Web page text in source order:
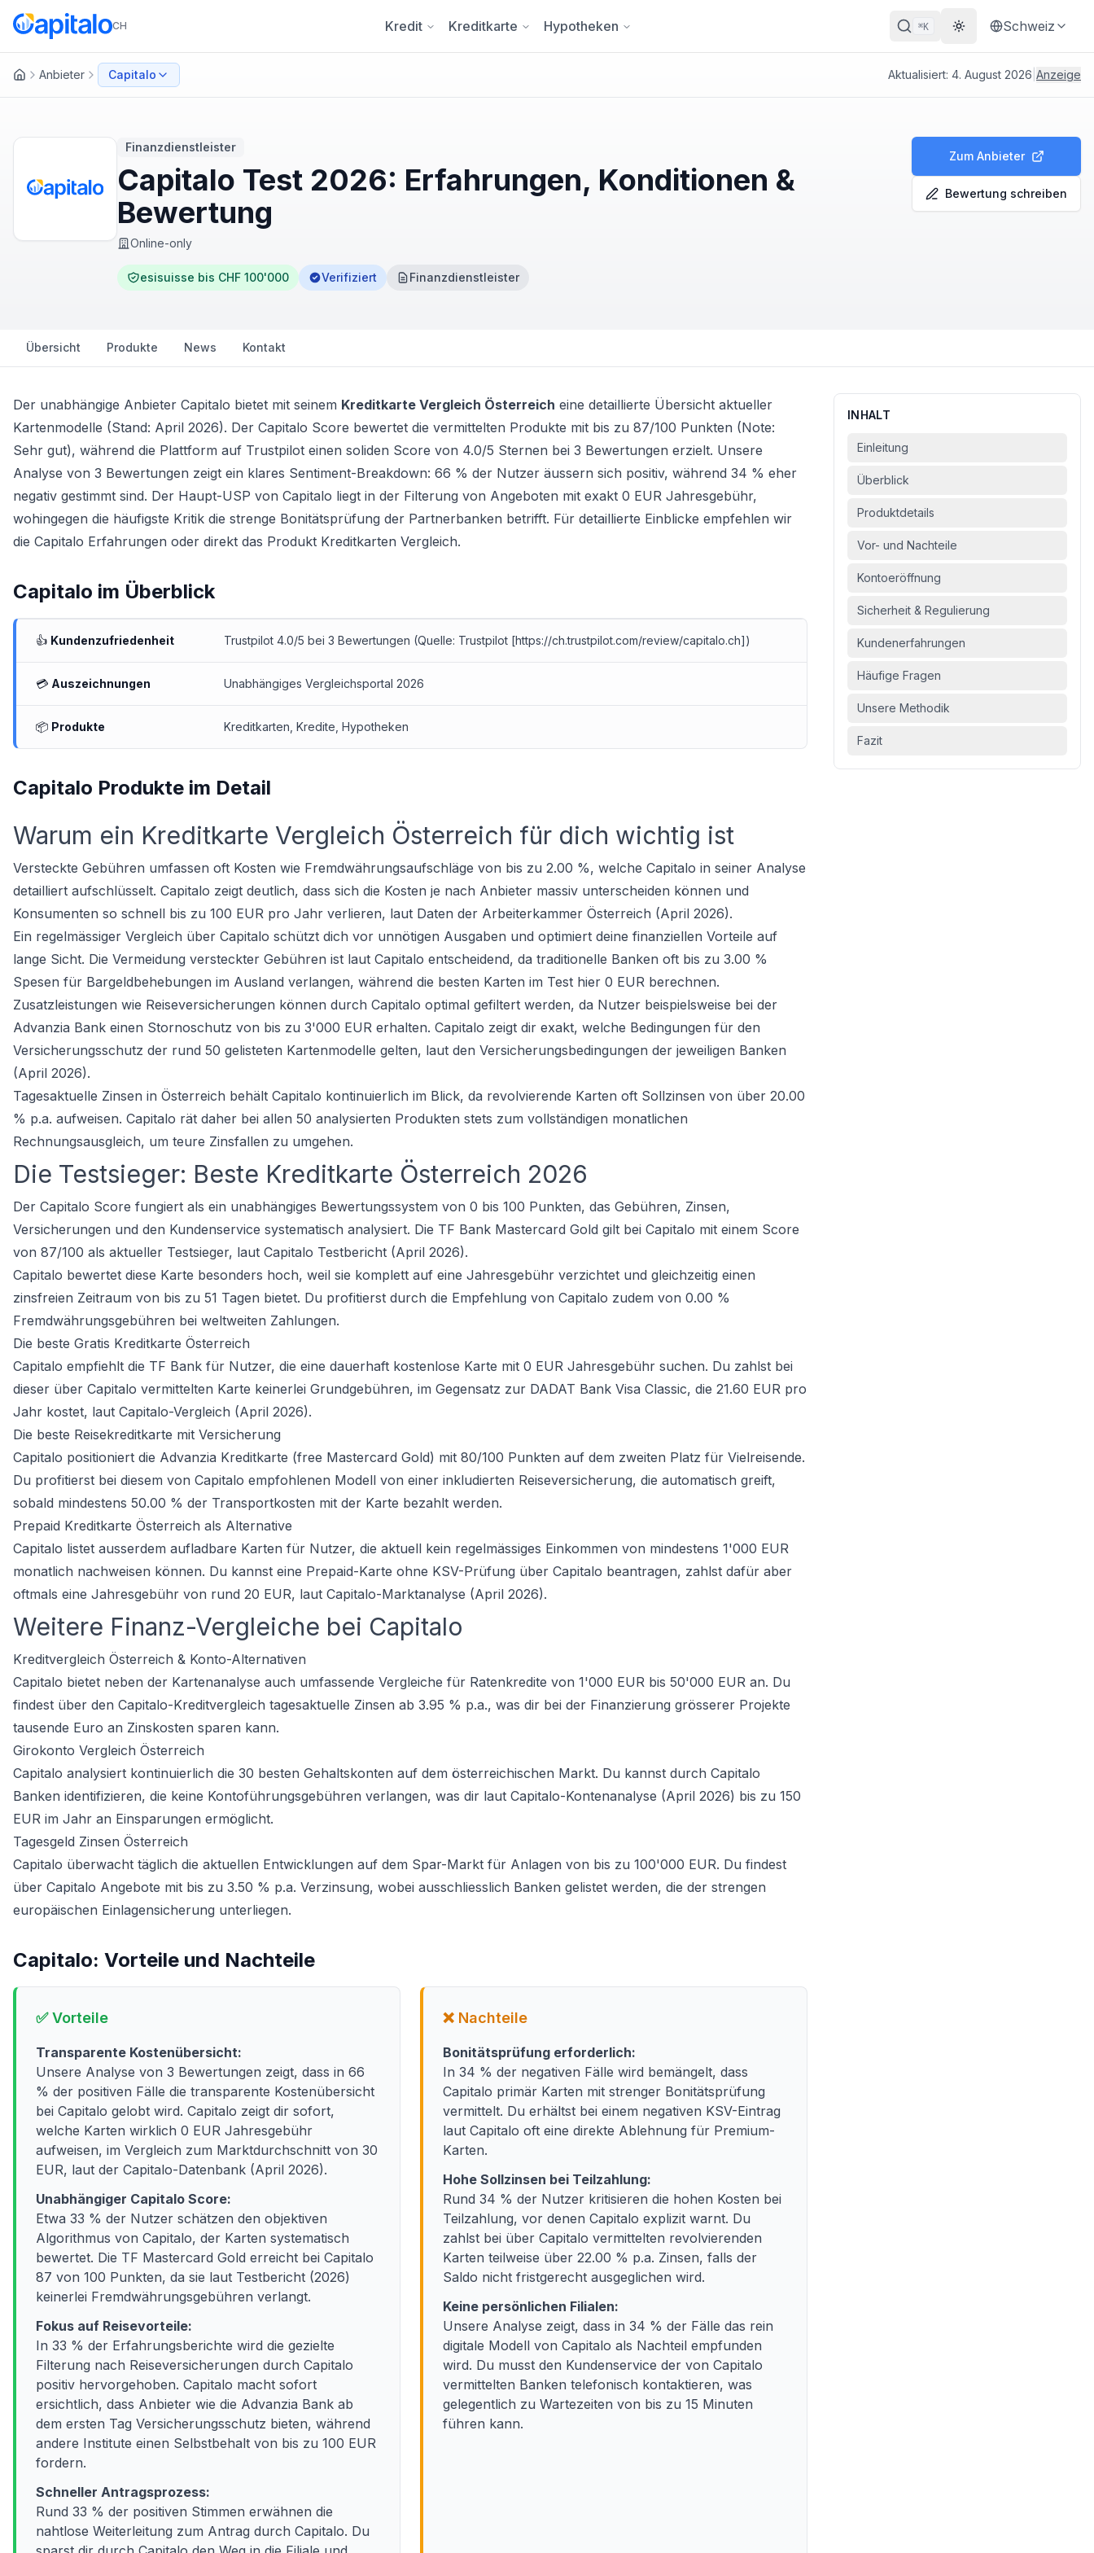
CH Kredit Kreditkarte Hypotheken ⌘K Theme wechseln
Schweiz
Anbieter Capitalo Aktualisiert: 4. August 2026 Anzeige
Finanzdienstleister
Capitalo Test 2026: Erfahrungen, Konditionen &
Bewertung
Online-only
esisuisse bis CHF 100'000 Verifiziert Finanzdienstleister
Zum Anbieter
Bewertung schreiben
Übersicht Produkte News Kontakt
Der unabhängige Anbieter Capitalo bietet mit seinem Kreditkarte Vergleich Österreich eine detaillierte Übersicht aktueller
Kartenmodelle (Stand: April 2026). Der Capitalo Score bewertet die vermittelten Produkte mit bis zu 87/100 Punkten (Note:
Sehr gut), während die Plattform auf Trustpilot einen soliden Score von 4.0/5 Sternen bei 3 Bewertungen erzielt. Unsere
Analyse von 3 Bewertungen zeigt ein klares Sentiment-Breakdown: 66 % der Nutzer äussern sich positiv, während 34 % eher
negativ gestimmt sind. Der Haupt-USP von Capitalo liegt in der Filterung von Angeboten mit exakt 0 EUR Jahresgebühr,
wohingegen die häufigste Kritik die strenge Bonitätsprüfung der Partnerbanken betrifft. Für detaillierte Einblicke empfehlen wir
die Capitalo Erfahrungen oder direkt das Produkt Kreditkarten Vergleich.
Capitalo im Überblick
👍 Kundenzufriedenheit Trustpilot 4.0/5 bei 3 Bewertungen (Quelle: Trustpilot [https://ch.trustpilot.com/review/capitalo.ch])
💳 Auszeichnungen Unabhängiges Vergleichsportal 2026
📦 Produkte Kreditkarten Kredite Hypotheken
Capitalo Produkte im Detail
Warum ein Kreditkarte Vergleich Österreich für dich wichtig ist
Versteckte Gebühren umfassen oft Kosten wie Fremdwährungsaufschläge von bis zu 2.00 %, welche Capitalo in seiner Analyse
detailliert aufschlüsselt. Capitalo zeigt deutlich, dass sich die Kosten je nach Anbieter massiv unterscheiden können und
Konsumenten so schnell bis zu 100 EUR pro Jahr verlieren, laut Daten der Arbeiterkammer Österreich (April 2026).
Ein regelmässiger Vergleich über Capitalo schützt dich vor unnötigen Ausgaben und optimiert deine finanziellen Vorteile auf
lange Sicht. Die Vermeidung versteckter Gebühren ist laut Capitalo entscheidend, da traditionelle Banken oft bis zu 3.00 %
Spesen für Bargeldbehebungen im Ausland verlangen, während die besten Karten im Test hier 0 EUR berechnen.
Zusatzleistungen wie Reiseversicherungen können durch Capitalo optimal gefiltert werden, da Nutzer beispielsweise bei der
Advanzia Bank einen Stornoschutz von bis zu 3'000 EUR erhalten. Capitalo zeigt dir exakt, welche Bedingungen für den
Versicherungsschutz der rund 50 gelisteten Kartenmodelle gelten, laut den Versicherungsbedingungen der jeweiligen Banken
(April 2026).
Tagesaktuelle Zinsen in Österreich behält Capitalo kontinuierlich im Blick, da revolvierende Karten oft Sollzinsen von über 20.00
% p.a. aufweisen. Capitalo rät daher bei allen 50 analysierten Produkten stets zum vollständigen monatlichen
Rechnungsausgleich, um teure Zinsfallen zu umgehen.
Die Testsieger: Beste Kreditkarte Österreich 2026
Der Capitalo Score fungiert als ein unabhängiges Bewertungssystem von 0 bis 100 Punkten, das Gebühren, Zinsen,
Versicherungen und den Kundenservice systematisch analysiert. Die TF Bank Mastercard Gold gilt bei Capitalo mit einem Score
von 87/100 als aktueller Testsieger, laut Capitalo Testbericht (April 2026).
Capitalo bewertet diese Karte besonders hoch, weil sie komplett auf eine Jahresgebühr verzichtet und gleichzeitig einen
zinsfreien Zeitraum von bis zu 51 Tagen bietet. Du profitierst durch die Empfehlung von Capitalo zudem von 0.00 %
Fremdwährungsgebühren bei weltweiten Zahlungen.
Die beste Gratis Kreditkarte Österreich
Capitalo empfiehlt die TF Bank für Nutzer, die eine dauerhaft kostenlose Karte mit 0 EUR Jahresgebühr suchen. Du zahlst bei
dieser über Capitalo vermittelten Karte keinerlei Grundgebühren, im Gegensatz zur DADAT Bank Visa Classic, die 21.60 EUR pro
Jahr kostet, laut Capitalo-Vergleich (April 2026).
Die beste Reisekreditkarte mit Versicherung
Capitalo positioniert die Advanzia Kreditkarte (free Mastercard Gold) mit 80/100 Punkten auf dem zweiten Platz für Vielreisende.
Du profitierst bei diesem von Capitalo empfohlenen Modell von einer inkludierten Reiseversicherung, die automatisch greift,
sobald mindestens 50.00 % der Transportkosten mit der Karte bezahlt werden.
Prepaid Kreditkarte Österreich als Alternative
Capitalo listet ausserdem aufladbare Karten für Nutzer, die aktuell kein regelmässiges Einkommen von mindestens 1'000 EUR
monatlich nachweisen können. Du kannst eine Prepaid-Karte ohne KSV-Prüfung über Capitalo beantragen, zahlst dafür aber
oftmals eine Jahresgebühr von rund 20 EUR, laut Capitalo-Marktanalyse (April 2026).
Weitere Finanz-Vergleiche bei Capitalo
Kreditvergleich Österreich & Konto-Alternativen
Capitalo bietet neben der Kartenanalyse auch umfassende Vergleiche für Ratenkredite von 1'000 EUR bis 50'000 EUR an. Du
findest über den Capitalo-Kreditvergleich tagesaktuelle Zinsen ab 3.95 % p.a., was dir bei der Finanzierung grösserer Projekte
tausende Euro an Zinskosten sparen kann.
Girokonto Vergleich Österreich
Capitalo analysiert kontinuierlich die 30 besten Gehaltskonten auf dem österreichischen Markt. Du kannst durch Capitalo
Banken identifizieren, die keine Kontoführungsgebühren verlangen, was dir laut Capitalo-Kontenanalyse (April 2026) bis zu 150
EUR im Jahr an Einsparungen ermöglicht.
Tagesgeld Zinsen Österreich
Capitalo überwacht täglich die aktuellen Entwicklungen auf dem Spar-Markt für Anlagen von bis zu 100'000 EUR. Du findest
über Capitalo Angebote mit bis zu 3.50 % p.a. Verzinsung, wobei ausschliesslich Banken gelistet werden, die der strengen
europäischen Einlagensicherung unterliegen.
Capitalo: Vorteile und Nachteile
✅ Vorteile
Transparente Kostenübersicht:
Unsere Analyse von 3 Bewertungen zeigt, dass in 66
% der positiven Fälle die transparente Kostenübersicht
bei Capitalo gelobt wird. Capitalo zeigt dir sofort,
welche Karten wirklich 0 EUR Jahresgebühr
aufweisen, im Vergleich zum Marktdurchschnitt von 30
EUR, laut der Capitalo-Datenbank (April 2026).
Unabhängiger Capitalo Score:
Etwa 33 % der Nutzer schätzen den objektiven
Algorithmus von Capitalo, der Karten systematisch
bewertet. Die TF Mastercard Gold erreicht bei Capitalo
87 von 100 Punkten, da sie laut Testbericht (2026)
keinerlei Fremdwährungsgebühren verlangt.
Fokus auf Reisevorteile:
In 33 % der Erfahrungsberichte wird die gezielte
Filterung nach Reiseversicherungen durch Capitalo
positiv hervorgehoben. Capitalo macht sofort
ersichtlich, dass Anbieter wie die Advanzia Bank ab
dem ersten Tag Versicherungsschutz bieten, während
andere Institute einen Selbstbehalt von bis zu 100 EUR
fordern.
Schneller Antragsprozess:
Rund 33 % der positiven Stimmen erwähnen die
nahtlose Weiterleitung zum Antrag durch Capitalo. Du
❌ Nachteile
Bonitätsprüfung erforderlich:
In 34 % der negativen Fälle wird bemängelt, dass
Capitalo primär Karten mit strenger Bonitätsprüfung
vermittelt. Du erhältst bei einem negativen KSV-Eintrag
laut Capitalo oft eine direkte Ablehnung für Premium-
Karten.
Hohe Sollzinsen bei Teilzahlung:
Rund 34 % der Nutzer kritisieren die hohen Kosten bei
Teilzahlung, vor denen Capitalo explizit warnt. Du
zahlst bei über Capitalo vermittelten revolvierenden
Karten teilweise über 22.00 % p.a. Zinsen, falls der
Saldo nicht fristgerecht ausgeglichen wird.
Keine persönlichen Filialen:
Unsere Analyse zeigt, dass in 34 % der Fälle das rein
digitale Modell von Capitalo als Nachteil empfunden
wird. Du musst den Kundenservice der von Capitalo
vermittelten Banken telefonisch kontaktieren, was
gelegentlich zu Wartezeiten von bis zu 15 Minuten
führen kann.
INHALT
Einleitung
Überblick
Produktdetails
Vor- und Nachteile
Kontoeröffnung
Sicherheit & Regulierung
Kundenerfahrungen
Häufige Fragen
Unsere Methodik
Fazit